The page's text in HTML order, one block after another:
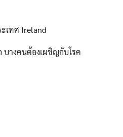
เทศ Ireland
บางคนต้องเผชิญกับโรค